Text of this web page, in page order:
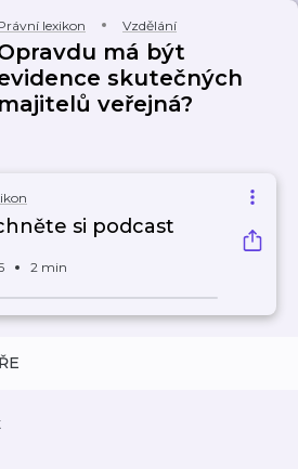
lexikon Vzdělání
má být
skutečných
majitelů veřejná?
si podcast
2 min